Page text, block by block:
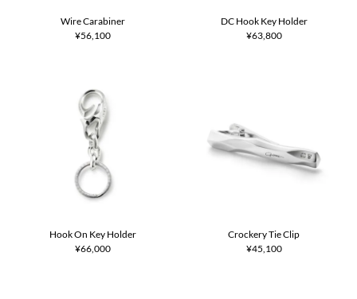
Wire Carabiner
¥56,100
DC Hook Key Holder
¥63,800
Hook On Key Holder
¥66,000
Crockery Tie Clip
¥45,100